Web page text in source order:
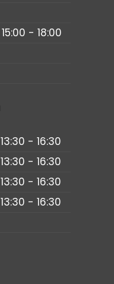
15:00 - 18:00
13:30 - 16:30
13:30 - 16:30
13:30 - 16:30
13:30 - 16:30